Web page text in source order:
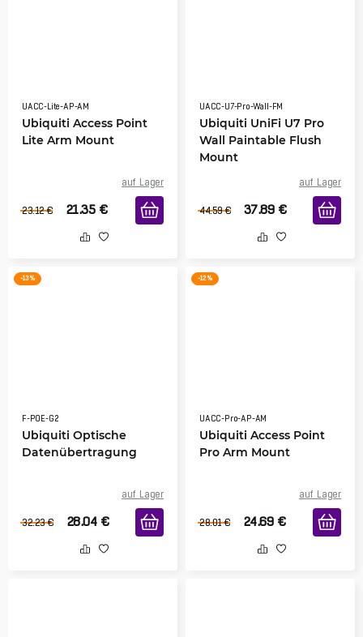
UACC-Lite-AP-AM
Ubiquiti Access Point
Lite Arm Mount
auf Lager
23.12 € 21.35 €
UACC-U7-Pro-Wall-FM
Ubiquiti UniFi U7 Pro
Wall Paintable Flush
Mount
auf Lager
44.59 € 37.89 €
-13 %
F-POE-G2
Ubiquiti Optische
Datenübertragung
auf Lager
32.23 € 28.04 €
-12 %
UACC-Pro-AP-AM
Ubiquiti Access Point
Pro Arm Mount
auf Lager
28.01 € 24.69 €